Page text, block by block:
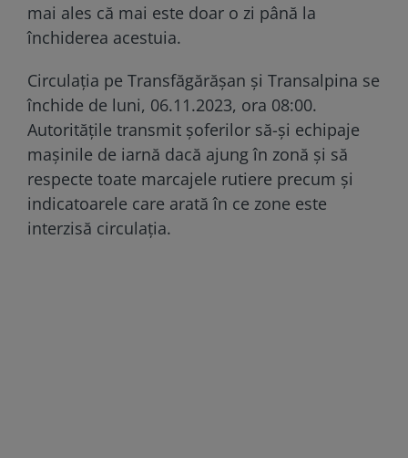
mai ales că mai este doar o zi până la
închiderea acestuia.
Circulația pe Transfăgărășan și Transalpina se
închide de luni, 06.11.2023, ora 08:00.
Autoritățile transmit șoferilor să-și echipaje
mașinile de iarnă dacă ajung în zonă și să
respecte toate marcajele rutiere precum și
indicatoarele care arată în ce zone este
interzisă circulația.